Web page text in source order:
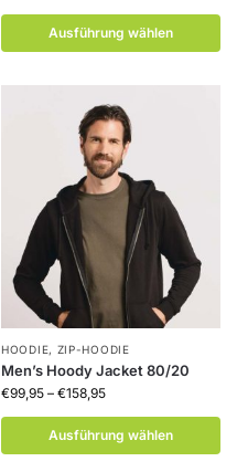
Ausführung wählen
HOODIE, ZIP-HOODIE
Men’s Hoody Jacket 80/20
€99,95 – €158,95
Ausführung wählen